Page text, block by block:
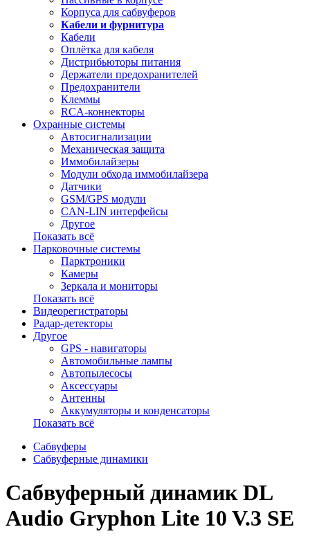
Корпуса для сабвуферов
Кабели и фурнитура
Кабели
Оплётка для кабеля
Дистрибьюторы питания
Держатели предохранителей
Предохранители
Клеммы
RCA-коннекторы
Охранные системы
Автосигнализации
Механическая защита
Иммобилайзеры
Модули обхода иммобилайзера
Датчики
GSM/GPS модули
CAN-LIN интерфейсы
Другое
Показать всё
Парковочные системы
Парктроники
Камеры
Зеркала и мониторы
Показать всё
Видеорегистраторы
Радар-детекторы
Другое
GPS - навигаторы
Автомобильные лампы
Автопылесосы
Аксессуары
Антенны
Аккумуляторы и конденсаторы
Показать всё
Сабвуферы
Сабвуферные динамики
Сабвуферный динамик DL
Audio Gryphon Lite 10 V.3 SE